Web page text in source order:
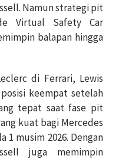
Namun strategi pit
Virtual Safety Car
balapan hingga
di Ferrari, Lewis
keempat setelah
tepat saat fase pit
kuat bagi Mercedes
1 musim 2026. Dengan
juga memimpin